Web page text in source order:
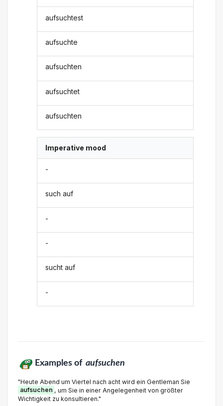
aufsuchtest
aufsuchte
aufsuchten
aufsuchtet
aufsuchten
Imperative mood
-
such auf
-
-
sucht auf
-
Examples of aufsuchen
"Heute Abend um Viertel nach acht wird ein Gentleman Sie
aufsuchen , um Sie in einer Angelegenheit von größter
Wichtigkeit zu konsultieren."